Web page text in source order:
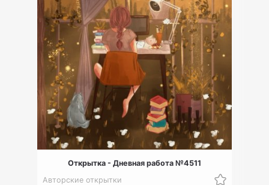
Открытка - Дневная работа №4511
Авторские открытки